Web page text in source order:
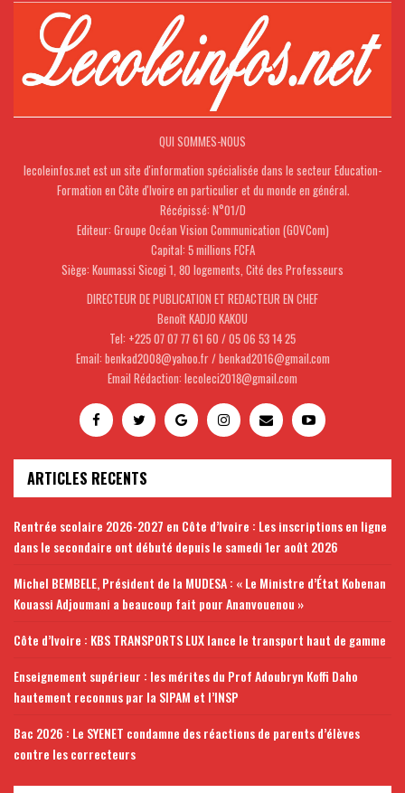
QUI SOMMES-NOUS
lecoleinfos.net est un site d'information spécialisée dans le secteur Education-
Formation en Côte d'Ivoire en particulier et du monde en général.
Récépissé: N°01/D
Editeur: Groupe Océan Vision Communication (GOVCom)
Capital: 5 millions FCFA
Siège: Koumassi Sicogi 1, 80 logements, Cité des Professeurs
DIRECTEUR DE PUBLICATION ET REDACTEUR EN CHEF
Benoît KADJO KAKOU
Tel: +225 07 07 77 61 60 / 05 06 53 14 25
Email: benkad2008@yahoo.fr / benkad2016@gmail.com
Email Rédaction: lecoleci2018@gmail.com
ARTICLES RECENTS
Rentrée scolaire 2026-2027 en Côte d’Ivoire : Les inscriptions en ligne
dans le secondaire ont débuté depuis le samedi 1er août 2026
Michel BEMBELE, Président de la MUDESA : « Le Ministre d’État Kobenan
Kouassi Adjoumani a beaucoup fait pour Ananvouenou »
Côte d’Ivoire : KBS TRANSPORTS LUX lance le transport haut de gamme
Enseignement supérieur : les mérites du Prof Adoubryn Koffi Daho
hautement reconnus par la SIPAM et l’INSP
Bac 2026 : Le SYENET condamne des réactions de parents d’élèves
contre les correcteurs